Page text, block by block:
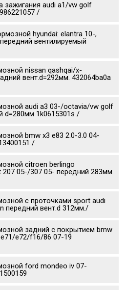
зажигания audi a1/vw golf
/
hyundai: elantra 10-,
вентилируемый
nissan qashqai/x-
вент.d=292мм. 432064ba0a
audi a3 03-/octavia/vw golf
d=280мм 1k0615301s /
bmw x3 e83 2.0-3.0 04-
/
citroen berlingo
05-/307 05- передний 283мм.
c проточками sport audi
передний вент.d 312мм./
задний с покрытием bmw
e72/f16/86 07-19
ford mondeo iv 07-